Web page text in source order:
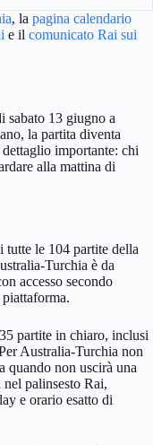
, la pagina calendario
e il comunicato Rai sui
sabato 13 giugno a
la partita diventa
importante: chi
alla mattina di
le 104 partite della
Turchia è da
accesso secondo
partite in chiaro, inclusi
Australia-Turchia non
quando non uscirà una
palinsesto Rai,
e orario esatto di